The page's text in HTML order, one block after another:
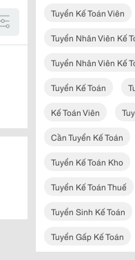
Tuyển Kế Toán Viên
Tuyển Nhân Viên Kế
Tuyển Nhân Viên Kế
Tuyển Kế Toán
Kế Toán Viên
Cần Tuyển Kế Toán
Tuyển Kế Toán Kho
Tuyển Kế Toán Thuế
Tuyển Sinh Kế Toán
Tuyển Gấp Kế Toán